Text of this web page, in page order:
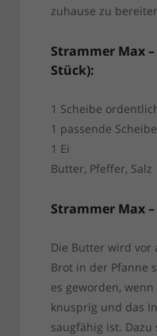
zuhause zu
Strammer Max
Stück):
1 Scheibe
1 passende
1 Ei
Butter, Pfeffer, Salz
Strammer Max
Die Butter wird vor
Brot in der Pfanne
es geworden,
knusprig und das
saugfähig ist.